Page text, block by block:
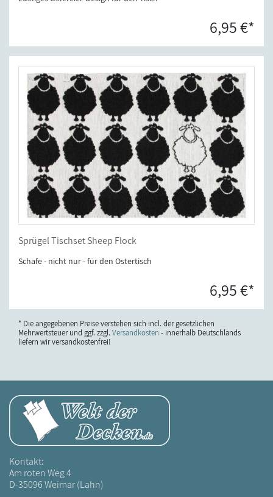
6,95 €*
Sprügel Tischset Sheep Flock
Schafe - nicht nur - für den Ostertisch
6,95 €*
* Die angegebenen Preise verstehen sich incl. der gesetzlichen
Mehrwertsteuer und ggf. zzgl. Versandkosten - innerhalb Deutschlands
liefern wir versandkostenfrei!
Kontakt:
Am roten Weg 4
D-35096 Weimar (Lahn)